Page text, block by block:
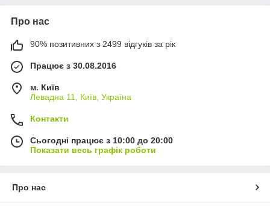
Про нас
90% позитивних з 2499 відгуків за рік
Працює з 30.08.2016
м. Київ
Левадна 11, Київ, Україна
Контакти
Сьогодні працює з 10:00 до 20:00
Показати весь графік роботи
Про нас